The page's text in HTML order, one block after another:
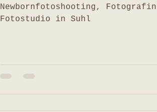
Newbornfotoshooting,
Fotostudio in Suhl